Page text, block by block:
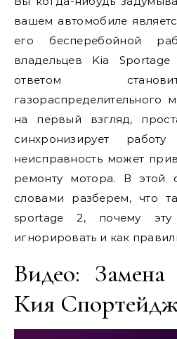
вашем автомобиле
его бесперебойной
владельцев Kia
ответом
газораспределительного
на первый взгляд,
синхронизирует
неисправность может
ремонту мотора. В этой
словами разберем, что
sportage 2, почему эту
игнорировать и как
Видео:
Кия Спортейдж